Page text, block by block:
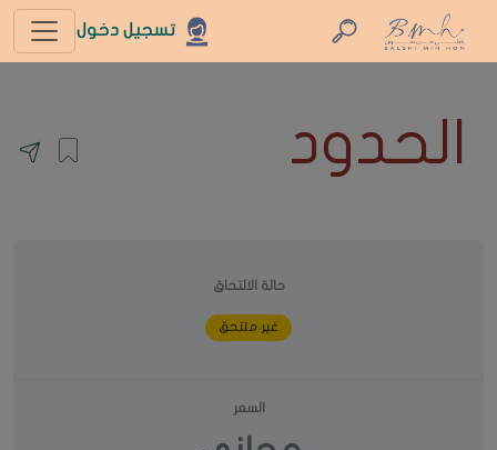
تسجيل دخول
الحدود
حالة الالتحاق
غير ملتحق
السعر